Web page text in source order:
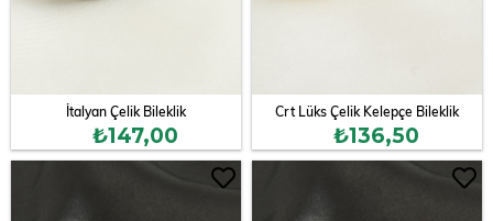
İtalyan Çelik Bileklik
₺147,00
Crt Lüks Çelik Kelepçe Bileklik
₺136,50